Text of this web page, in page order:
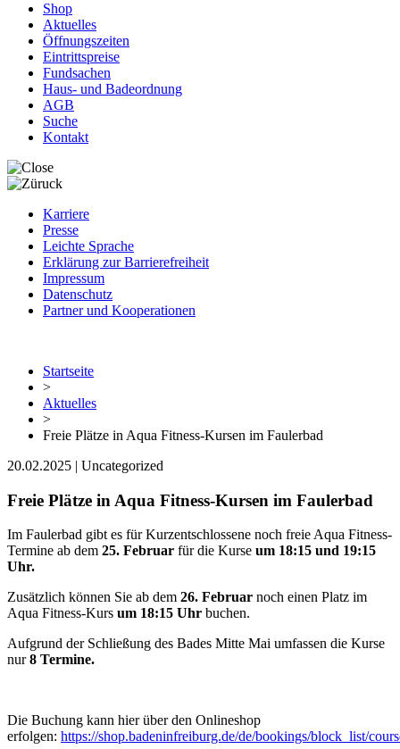
Shop
Aktuelles
Öffnungszeiten
Eintrittspreise
Fundsachen
Haus- und Badeordnung
AGB
Suche
Kontakt
Karriere
Presse
Leichte Sprache
Erklärung zur Barrierefreiheit
Impressum
Datenschutz
Partner und Kooperationen
Startseite
>
Aktuelles
>
Freie Plätze in Aqua Fitness-Kursen im Faulerbad
20.02.2025 | Uncategorized
Freie Plätze in Aqua Fitness-Kursen im Faulerbad
Im Faulerbad gibt es für Kurzentschlossene noch freie Aqua Fitness-
Termine ab dem 25. Februar für die Kurse um 18:15 und 19:15
Uhr.
Zusätzlich können Sie ab dem 26. Februar noch einen Platz im
Aqua Fitness-Kurs um 18:15 Uhr buchen.
Aufgrund der Schließung des Bades Mitte Mai umfassen die Kurse
nur8 Termine.
Die Buchung kann hier über den Onlineshop
erfolgen: https://shop.badeninfreiburg.de/de/bookings/block_list/